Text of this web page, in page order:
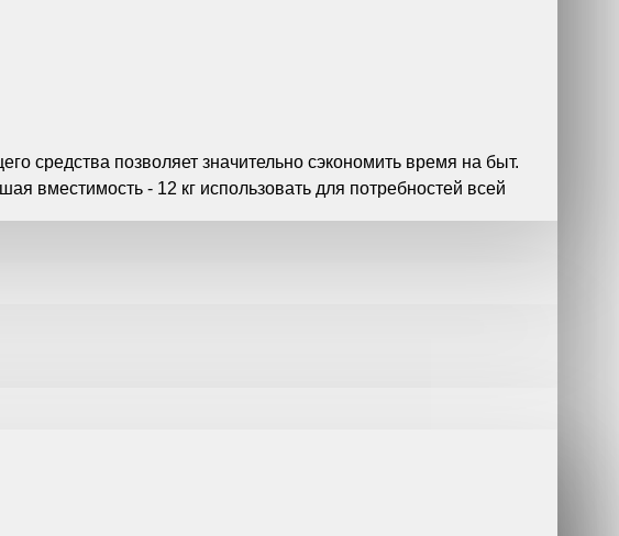
средства позволяет значительно сэкономить время на быт.
вместимость - 12 кг использовать для потребностей всей